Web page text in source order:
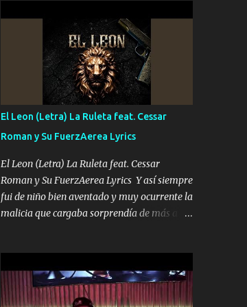
por el interés P...
inteligente junto con su hermano el TRES
blindado el Estado tiene andan ESPERANDO
al UNO QUE PRONTO ESTARÁ PRESENTE
Que no falten las bucanas ni tampoco las
mujeres porque es platica de grandes por eso
hay que estar alegres doy las instrucciones
para atender los deberes Música Si es que
salta algún problema de confianza tengo
gente ahí está el Hombre Cuarenta y
también Pariente 7 arreglan cualquier
problema no más es cuestión que ordené
NOS HACE FALTA UN HERMANO DE CLAVE
SIEMPRE VIO POR LA FAMILIA PARA QUE
SIGA EL LEGADO Es el DOS de los
HERMANOS un cerebro inteligente y com...
El Leon (Letra) La Ruleta feat. Cessar
Roman y Su FuerzAerea Lyrics
El Leon (Letra) La Ruleta feat. Cessar
Roman y Su FuerzAerea Lyrics Y así siempre
fui de niño bien aventado y muy ocurrente la
malicia que cargaba sorprendía de más a la
Tranquilo me la navego ando en lo mío sin
ni un pendiente si hay problemas lo